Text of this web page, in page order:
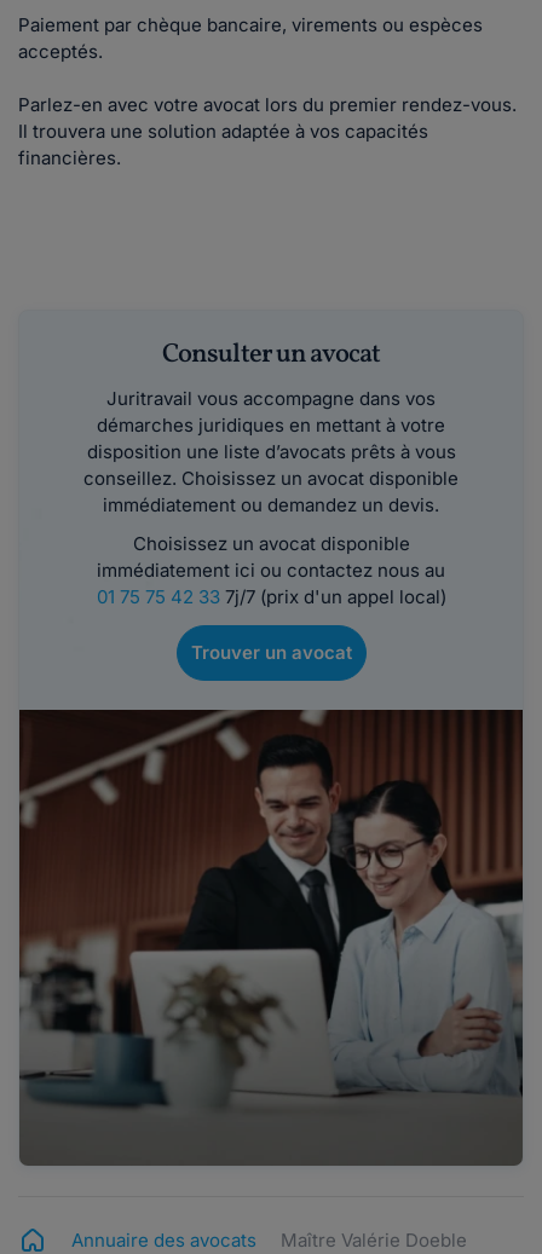
Paiement par chèque bancaire, virements ou espèces
acceptés.
Parlez-en avec votre avocat lors du premier rendez-vous.
Il trouvera une solution adaptée à vos capacités
financières.
Consulter un avocat
Juritravail vous accompagne dans vos
démarches juridiques en mettant à votre
disposition une liste d’avocats prêts à vous
conseillez. Choisissez un avocat disponible
immédiatement ou demandez un devis.
Choisissez un avocat disponible
immédiatement ici ou contactez nous au
01 75 75 42 337j/7 (prix d'un appel local)
Trouver un avocat
Annuaire des avocats Maître Valérie Doeble